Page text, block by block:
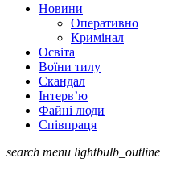
Новини
Оперативно
Кримінал
Освіта
Воїни тилу
Скандал
Інтерв’ю
Файні люди
Співпраця
search menu lightbulb_outline